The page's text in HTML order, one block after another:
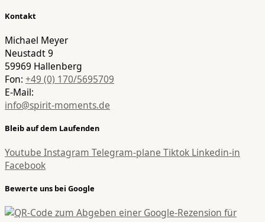
Kontakt
Michael Meyer
Neustadt 9
59969 Hallenberg
Fon: +49 (0) 170/5695709
E-Mail:
info@spirit-moments.de
Bleib auf dem Laufenden
Youtube Instagram Telegram-plane Tiktok Linkedin-in
Facebook
Bewerte uns bei Google